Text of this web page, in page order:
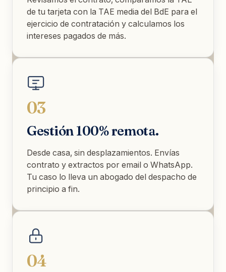
de tu tarjeta con la TAE media del BdE para el
ejercicio de contratación y calculamos los
intereses pagados de más.
03
Gestión 100% remota.
Desde casa, sin desplazamientos. Envías
contrato y extractos por email o WhatsApp.
Tu caso lo lleva un abogado del despacho de
principio a fin.
04